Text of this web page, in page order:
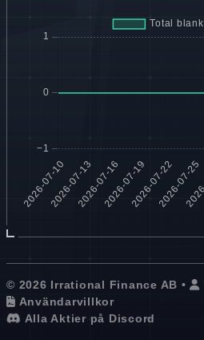
© 2026 Irrational Finance AB •
Användarvillkor
Alla Aktier på Discord